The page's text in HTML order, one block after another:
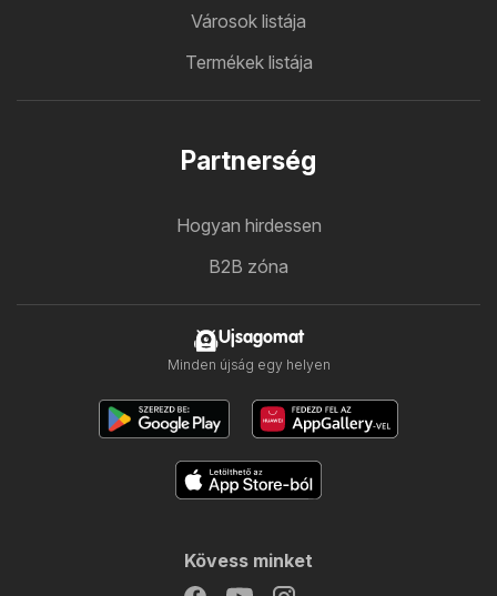
Városok listája
Termékek listája
Partnerség
Hogyan hirdessen
B2B zóna
Ujsagomat
Minden újság egy helyen
Kövess minket